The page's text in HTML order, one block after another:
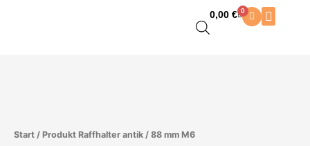
0,00€ 0
Warenkorb
Start / Produkt Raffhalter antik / 88 mm M6